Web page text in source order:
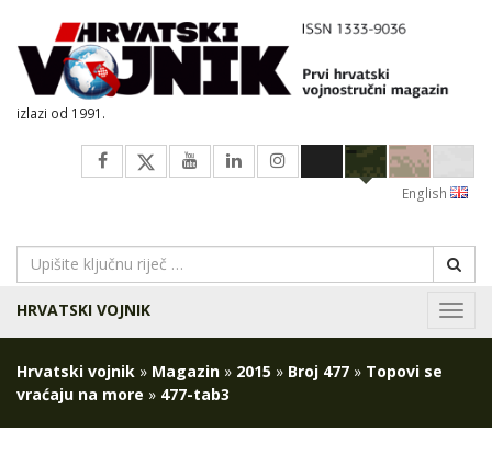
izlazi od 1991.
English
HRVATSKI VOJNIK
Hrvatski vojnik » Magazin » 2015 » Broj 477 » Topovi se
vraćaju na more » 477-tab3